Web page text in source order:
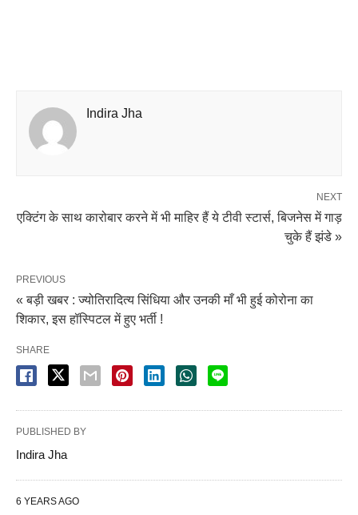
Indira Jha
NEXT
एक्टिंग के साथ कारोबार करने में भी माहिर हैं ये टीवी स्टार्स, बिजनेस में गाड़
चुके हैं झंडे »
PREVIOUS
« बड़ी खबर : ज्योतिरादित्य सिंधिया और उनकी माँ भी हुई कोरोना का
शिकार, इस हॉस्पिटल में हुए भर्ती !
SHARE
PUBLISHED BY
Indira Jha
6 YEARS AGO